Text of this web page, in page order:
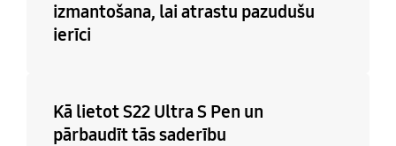
izmantošana, lai atrastu pazudušu
ierīci
Kā lietot S22 Ultra S Pen un
pārbaudīt tās saderību